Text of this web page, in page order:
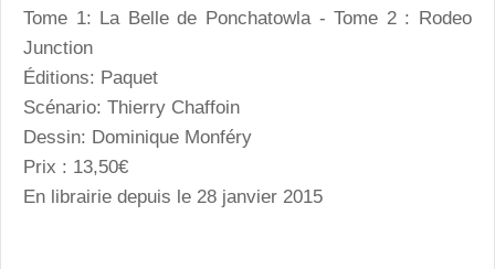
Tome 1: La Belle de Ponchatowla - Tome 2 : Rodeo
Junction
Éditions: Paquet
Scénario: Thierry Chaffoin
Dessin: Dominique Monféry
Prix : 13,50€
En librairie depuis le 28 janvier 2015